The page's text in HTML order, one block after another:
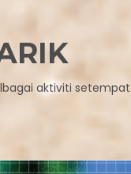
aktiviti setempat.